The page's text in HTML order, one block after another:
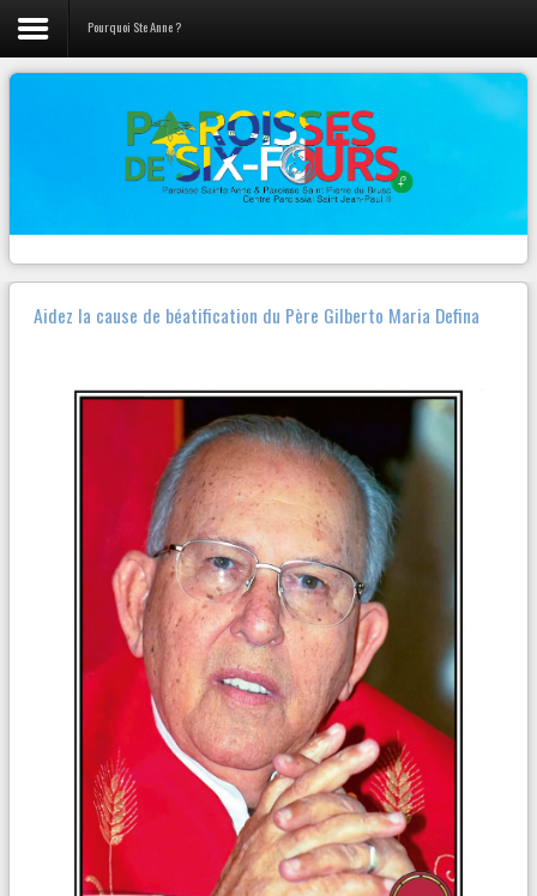
Vie de la Paroisse
Pourquoi Ste Anne ?
LIENS
L'évangile du jour
Canção Nova
Webradio 100% musique Chrétienne
Diocèse Fréjus-Toulon
Radios
Paroisse Sainte Anne de Six-Fours
VENDREDI 23 MARS – 19h30
RENCEÉSOTERISME - EXORCISME
PAR LE P. FROPPO
Liens
Aidez la cause de béatification du Père Gilberto Maria Defina